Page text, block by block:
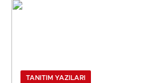
TANITIM YAZILARI